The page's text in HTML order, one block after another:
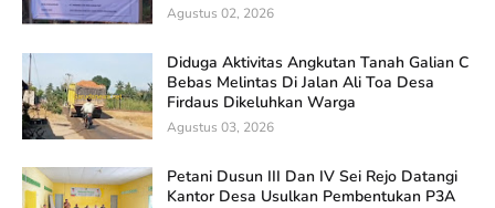
Agustus 02, 2026
Diduga Aktivitas Angkutan Tanah Galian C
Bebas Melintas Di Jalan Ali Toa Desa
Firdaus Dikeluhkan Warga
Agustus 03, 2026
Petani Dusun III Dan IV Sei Rejo Datangi
Kantor Desa Usulkan Pembentukan P3A